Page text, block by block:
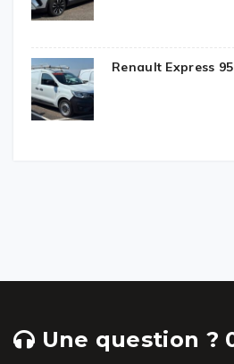
Renault Express 95
Une question ?